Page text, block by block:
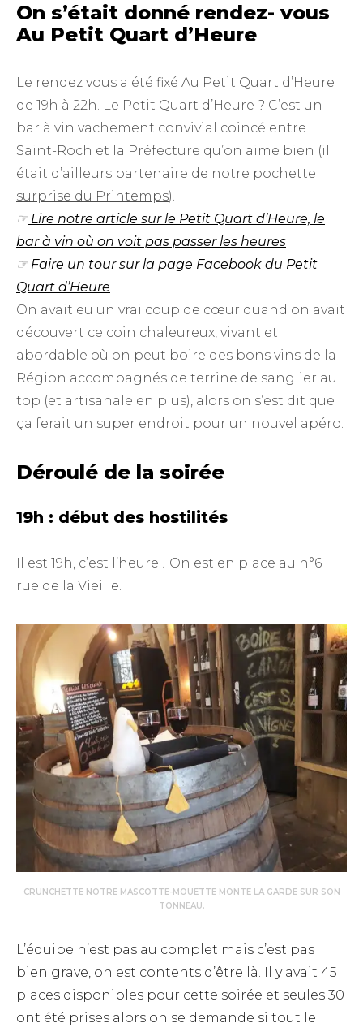
On s’était donné rendez- vous
Au Petit Quart d’Heure
Le rendez vous a été fixé Au Petit Quart d’Heure
de 19h à 22h. Le Petit Quart d’Heure ? C’est un
bar à vin vachement convivial coincé entre
Saint-Roch et la Préfecture qu’on aime bien (il
était d’ailleurs partenaire de notre pochette
surprise du Printemps).
☞Lire notre article sur le Petit Quart d’Heure, le
bar à vin où on voit pas passer les heures
☞ Faire un tour sur la page Facebook du Petit
Quart d’Heure
On avait eu un vrai coup de cœur quand on avait
découvert ce coin chaleureux, vivant et
abordable où on peut boire des bons vins de la
Région accompagnés de terrine de sanglier au
top (et artisanale en plus), alors on s’est dit que
ça ferait un super endroit pour un nouvel apéro.
Déroulé de la soirée
19h : début des hostilités
Il est 19h, c’est l’heure ! On est en place au n°6
rue de la Vieille.
CRUNCHETTE NOTRE MASCOTTE-MOUETTE MONTE LA GARDE SUR SON
TONNEAU.
L’équipe n’est pas au complet mais c’est pas
bien grave, on est contents d’être là. Il y avait 45
places disponibles pour cette soirée et seules 30
ont été prises alors on se demande si tout le